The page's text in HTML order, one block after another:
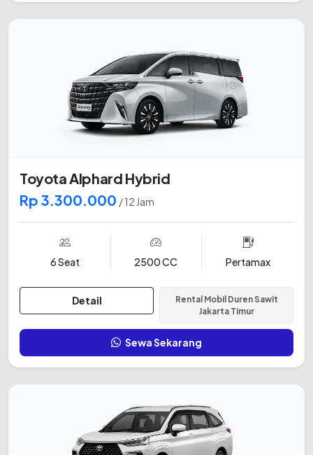
Toyota Alphard Hybrid
Rp 3.300.000 / 12 Jam
6 Seat 2500 CC Pertamax
Detail
Rental Mobil Duren Sawit
Jakarta Timur
Sewa Sekarang